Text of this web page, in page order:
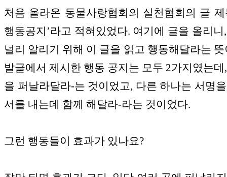
처음 올라온 동물사랑협회의 실천협회의 글 제
행동공지’라고 적혀있었다. 여기에 글을 올리
널리 알리기 위해 이 글을 읽고 행동해달라는
발글에서 제시한 행동 공지는 모두 2가지였는
을 퍼날라달라-는 것이었고, 다른 하나는 서명
서를 내는데 함께 해달라-라는 것이었다.
그런 행동들이 효과가 있나요?